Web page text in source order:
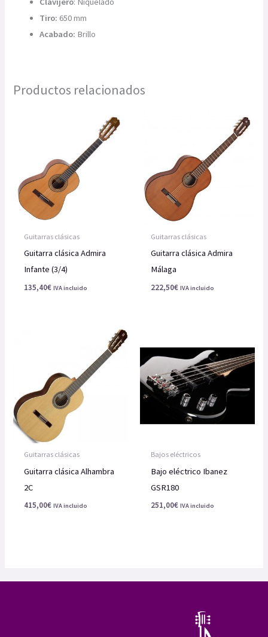
Tiro: 650 mm
Acabado: Brillo
Productos relacionados
Guitarras clásicas
Guitarra clásica Admira
Infante (3/4)
135,40€ IVA incluido
Guitarras clásicas
Guitarra clásica Admira
Málaga
222,50€ IVA incluido
Guitarras clásicas
Guitarra clásica Alhambra
2C
415,00€ IVA incluido
Bajos eléctricos
Bajo eléctrico Ibanez
GSR180
251,00€ IVA incluido